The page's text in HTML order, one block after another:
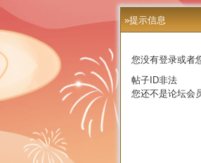
»提示信息
您没有登录或者
帖子ID非法
您还不是论坛会